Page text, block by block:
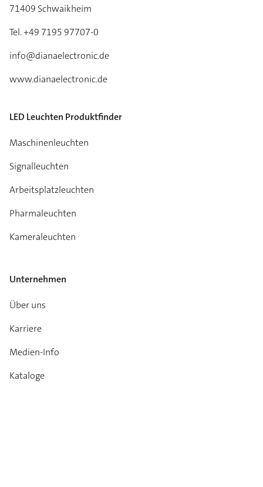
71409 Schwaikheim
Tel. +49 7195 97707-0
info@dianaelectronic.de
www.dianaelectronic.de
LED Leuchten Produktfinder
Maschinenleuchten
Signalleuchten
Arbeitsplatzleuchten
Pharmaleuchten
Kameraleuchten
Unternehmen
Über uns
Karriere
Medien-Info
Kataloge